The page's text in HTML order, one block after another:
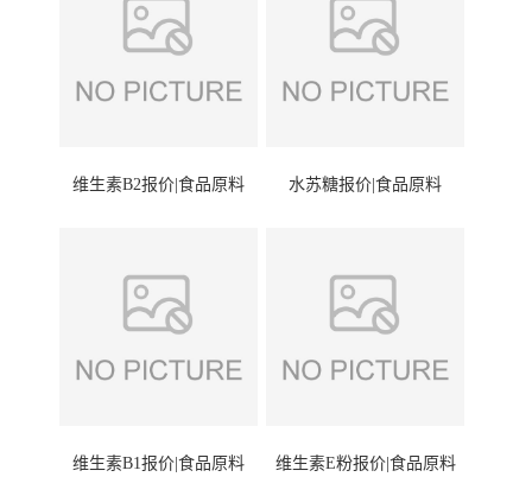
维生素B2报价|食品原料 水苏糖报价|食品原料
维生素B1报价|食品原料 维生素E粉报价|食品原料